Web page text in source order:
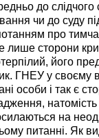
до слідчого
чи до суду
про
лише сторони
його
ГНЕУ у своєму
особи і так є
на
питанні. Як